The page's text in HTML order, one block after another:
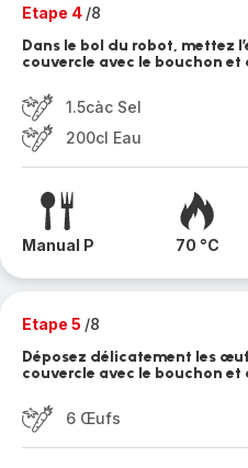
Etape 4 /8
Dans le bol du robot, mettez
couvercle avec le bouchon et
1.5càc Sel
200cl Eau
Manual P 70 °C
Etape 5 /8
Déposez délicatement les
couvercle avec le bouchon et
6 Œufs